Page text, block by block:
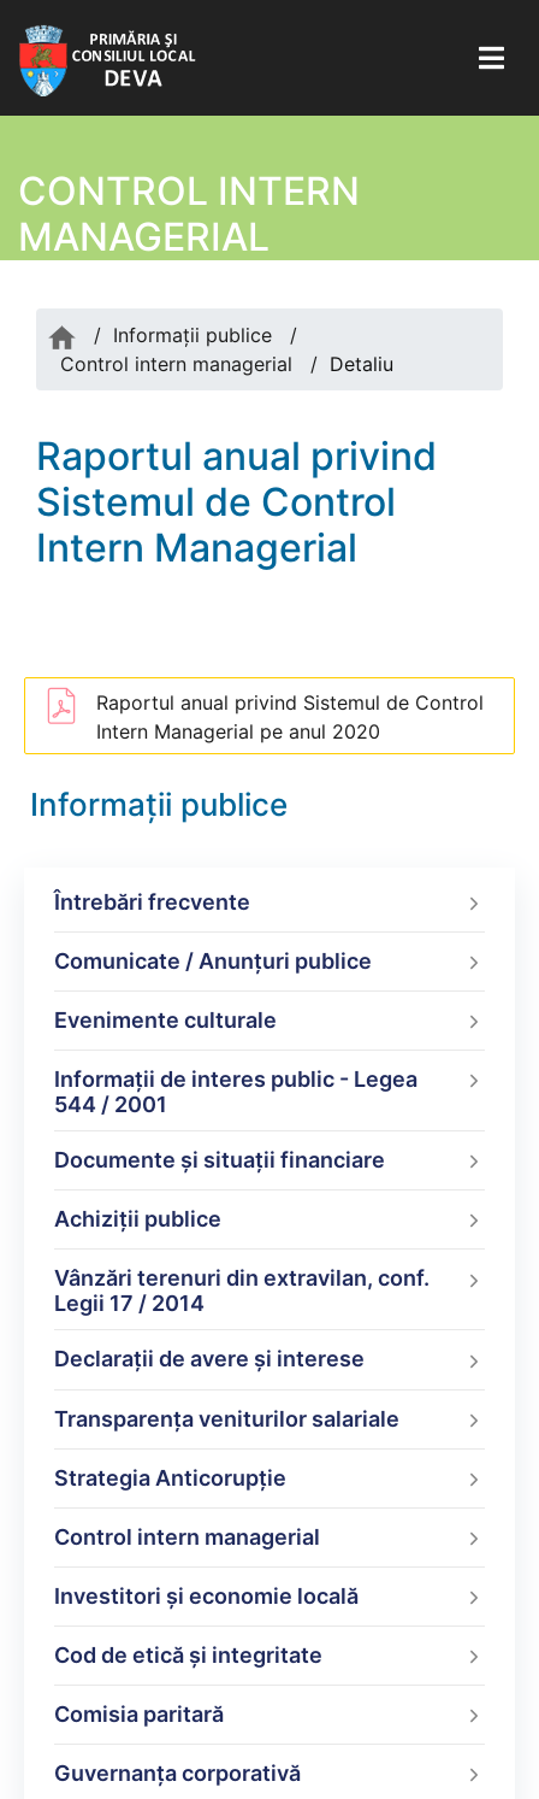
CONTROL INTERN
MANAGERIAL
/ Informații publice
/
Control intern managerial
/ Detaliu
Raportul anual privind
Sistemul de Control
Intern Managerial
Raportul anual privind Sistemul de Control
Intern Managerial pe anul 2020
Informații publice
Întrebări frecvente
Comunicate / Anunțuri publice
Evenimente culturale
Informații de interes public - Legea
544 / 2001
Documente şi situaţii financiare
Achiziții publice
Vânzări terenuri din extravilan, conf.
Legii 17 / 2014
Declarații de avere şi interese
Transparența veniturilor salariale
Strategia Anticorupție
Control intern managerial
Investitori și economie locală
Cod de etică și integritate
Comisia paritară
Guvernanța corporativă